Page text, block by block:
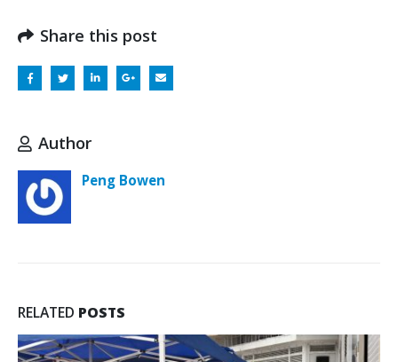
Share this post
Author
Peng Bowen
RELATED POSTS